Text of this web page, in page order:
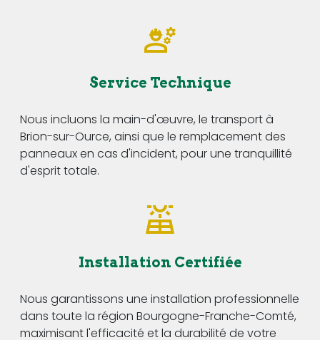
Service Technique
Nous incluons la main-d'œuvre, le transport à
Brion-sur-Ource, ainsi que le remplacement des
panneaux en cas d'incident, pour une tranquillité
d'esprit totale.
Installation Certifiée
Nous garantissons une installation professionnelle
dans toute la région Bourgogne-Franche-Comté,
maximisant l'efficacité et la durabilité de votre